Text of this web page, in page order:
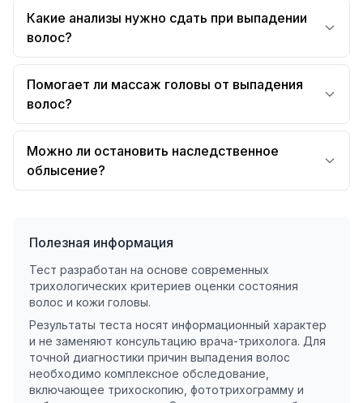
Какие анализы нужно сдать при выпадении
волос?
Помогает ли массаж головы от выпадения
волос?
Можно ли остановить наследственное
облысение?
Полезная информация
Тест разработан на основе современных
трихологических критериев оценки состояния
волос и кожи головы.
Результаты теста носят информационный характер
и не заменяют консультацию врача-трихолога. Для
точной диагностики причин выпадения волос
необходимо комплексное обследование,
включающее трихоскопию, фототрихограмму и